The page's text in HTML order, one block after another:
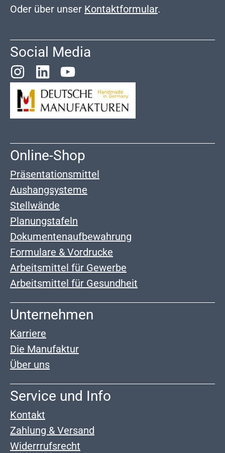
Oder über unser Kontaktformular.
Social Media
Online-Shop
Präsentationsmittel
Aushangsysteme
Stellwände
Planungstafeln
Dokumentenaufbewahrung
Formulare & Vordrucke
Arbeitsmittel für Gewerbe
Arbeitsmittel für Gesundheit
Unternehmen
Karriere
Die Manufaktur
Über uns
Service und Info
Kontakt
Zahlung & Versand
Widerrrufsrecht